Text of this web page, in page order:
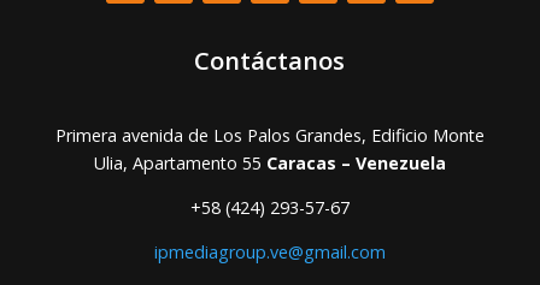
Contáctanos
Primera avenida de Los Palos Grandes, Edificio Monte
Ulia, Apartamento 55 Caracas – Venezuela
+58 (424) 293-57-67
ipmediagroup.ve@gmail.com